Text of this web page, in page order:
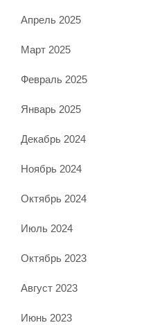
Апрель 2025
Март 2025
Февраль 2025
Январь 2025
Декабрь 2024
Ноябрь 2024
Октябрь 2024
Июль 2024
Октябрь 2023
Август 2023
Июнь 2023